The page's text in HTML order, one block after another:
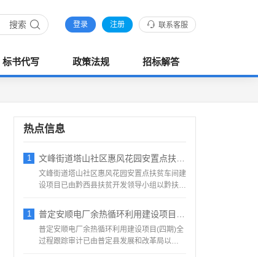
登录 注册 联系客服
搜索
标书代写 政策法规 招标解答
热点信息
1 文峰街道塔山社区惠风花园安置点扶贫车间建
文峰街道塔山社区惠风花园安置点扶贫车间建
设项目已由黔西县扶贫开发领导小组以黔扶领
1 普定安顺电厂余热循环利用建设项目(四期)
普定安顺电厂余热循环利用建设项目(四期)全
过程跟踪审计已由普定县发展和改革局以